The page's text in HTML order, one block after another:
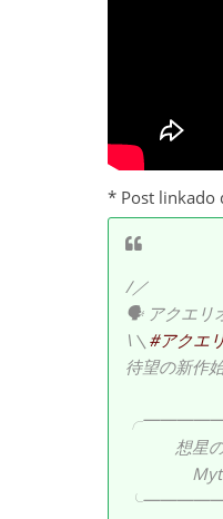
* Post linkado
/／
🗣 アクエリ
\＼ #アクエ
待望の新作
想星の
Myth